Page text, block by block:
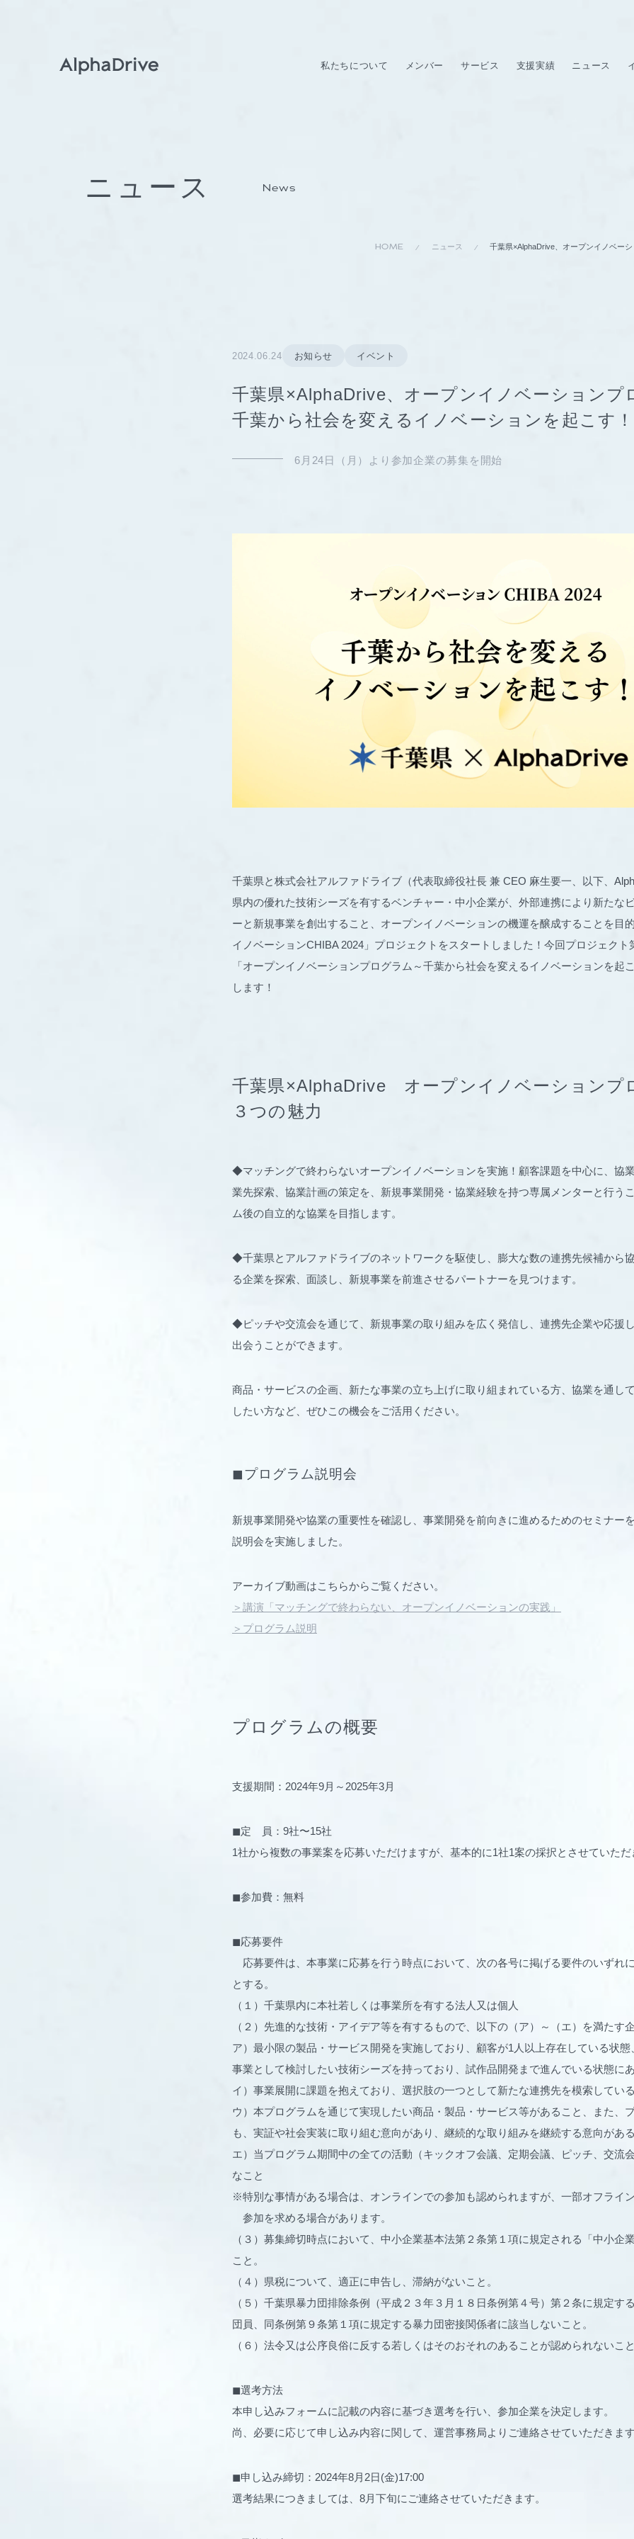
私たちについて メンバー サービス 支援実績 ニュース
ニュース News
HOME ニュース 千葉県×AlphaDrive、オープンイノベー
2024.06.24 お知らせ イベント
千葉県×AlphaDrive、オープンイノベーションプ
千葉から社会を変えるイノベーションを起こす！
6月24日（月）より参加企業の募集を開始
千葉県と株式会社アルファドライブ（代表取締役社長 兼 CEO 麻生要一、以下、
県内の優れた技術シーズを有するベンチャー・中小企業が、外部連携により新たな
ーと新規事業を創出すること、オープンイノベーションの機運を醸成することを目
イノベーションCHIBA 2024」プロジェクトをスタートしました！今回プロジェクト
「オープンイノベーションプログラム～千葉から社会を変えるイノベーションを起
します！
千葉県×AlphaDrive オープンイノベーションプ
３つの魅力
◆マッチングで終わらないオープンイノベーションを実施！顧客課題を中心に、協
業先探索、協業計画の策定を、新規事業開発・協業経験を持つ専属メンターと行う
ム後の自立的な協業を目指します。
◆千葉県とアルファドライブのネットワークを駆使し、膨大な数の連携先候補から
る企業を探索、面談し、新規事業を前進させるパートナーを見つけます。
◆ピッチや交流会を通じて、新規事業の取り組みを広く発信し、連携先企業や応援
出会うことができます。
商品・サービスの企画、新たな事業の立ち上げに取り組まれている方、協業を通し
したい方など、ぜひこの機会をご活用ください。
◼︎プログラム説明会
新規事業開発や協業の重要性を確認し、事業開発を前向きに進めるためのセミナー
説明会を実施しました。
アーカイブ動画はこちらからご覧ください。
＞講演「マッチングで終わらない、オープンイノベーションの実践」
＞プログラム説明
プログラムの概要
支援期間：2024年9月～2025年3月
◼︎定 員：9社〜15社
1社から複数の事業案を応募いただけますが、基本的に1社1案の採択とさせていた
◼︎参加費：無料
◼︎応募要件
応募要件は、本事業に応募を行う時点において、次の各号に掲げる要件のいずれ
とする。
（１）千葉県内に本社若しくは事業所を有する法人又は個人
（２）先進的な技術・アイデア等を有するもので、以下の（ア）～（エ）を満たす
ア）最小限の製品・サービス開発を実施しており、顧客が1人以上存在している状
事業として検討したい技術シーズを持っており、試作品開発まで進んでいる状態
イ）事業展開に課題を抱えており、選択肢の一つとして新たな連携先を模索してい
ウ）本プログラムを通じて実現したい商品・製品・サービス等があること、また、
も、実証や社会実装に取り組む意向があり、継続的な取り組みを継続する意向があ
エ）当プログラム期間中の全ての活動（キックオフ会議、定期会議、ピッチ、交流
なこと
※特別な事情がある場合は、オンラインでの参加も認められますが、一部オフライ
参加を求める場合があります。
（３）募集締切時点において、中小企業基本法第２条第１項に規定される「中小企
こと。
（４）県税について、適正に申告し、滞納がないこと。
（５）千葉県暴力団排除条例（平成２３年３月１８日条例第４号）第２条に規定す
団員、同条例第９条第１項に規定する暴力団密接関係者に該当しないこと。
（６）法令又は公序良俗に反する若しくはそのおそれのあることが認められないこ
◼︎選考方法
本申し込みフォームに記載の内容に基づき選考を行い、参加企業を決定します。
尚、必要に応じて申し込み内容に関して、運営事務局よりご連絡させていただきま
◼︎申し込み締切：2024年8月2日(金)17:00
選考結果につきましては、8月下旬にご連絡させていただきます。